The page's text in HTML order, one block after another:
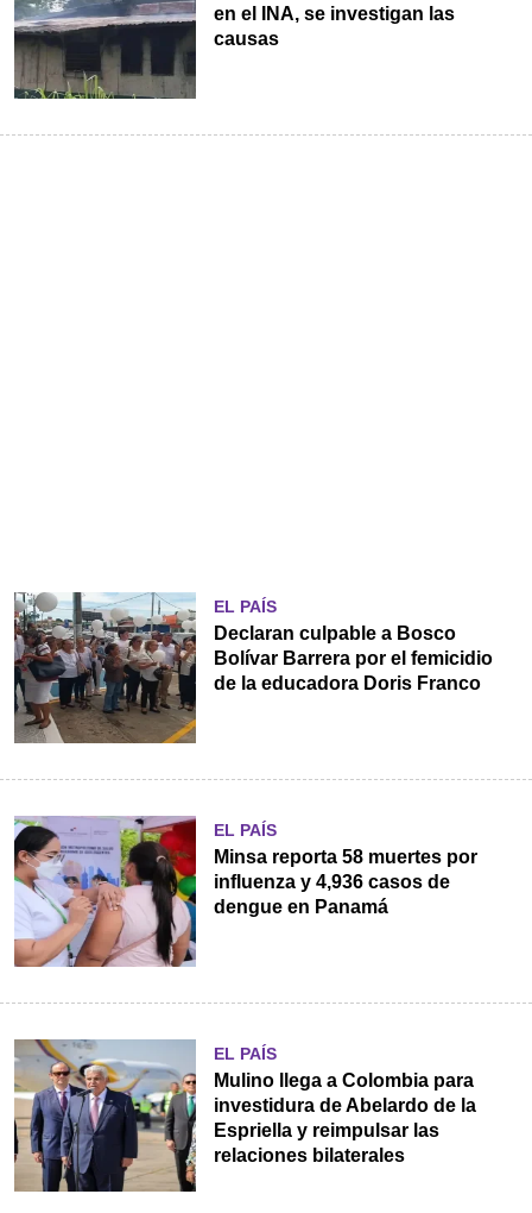
en el INA, se investigan las
causas
EL PAÍS
Declaran culpable a Bosco
Bolívar Barrera por el femicidio
de la educadora Doris Franco
EL PAÍS
Minsa reporta 58 muertes por
influenza y 4,936 casos de
dengue en Panamá
EL PAÍS
Mulino llega a Colombia para
investidura de Abelardo de la
Espriella y reimpulsar las
relaciones bilaterales